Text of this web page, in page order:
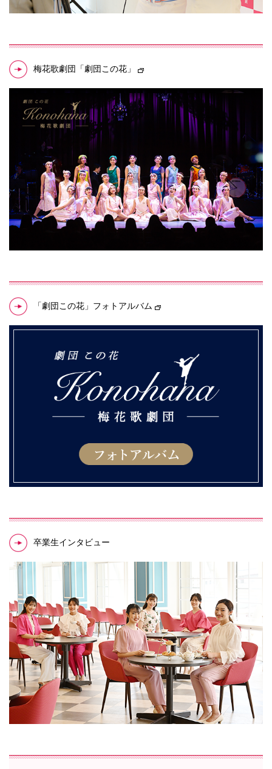
梅花歌劇団「劇団この花」
「劇団この花」フォトアルバム
卒業生インタビュー